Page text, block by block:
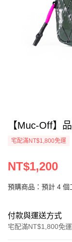
【Muc-Off】
宅配滿NT$1,800免運
NT$1,200
預購商品：預計 4 個
付款與運送方式
宅配滿NT$1,800免運